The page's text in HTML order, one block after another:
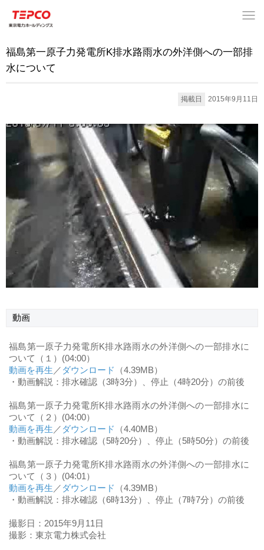
福島第一原子力発電所K排水路雨水の外洋側への一部排
水について
掲載日 2015年9月11日
動画
福島第一原子力発電所K排水路雨水の外洋側への一部排水に
ついて（１）(04:00）
動画を再生 ／ ダウンロード
（4.39MB）
・動画解説：排水確認（3時3分）、停止（4時20分）の前後
福島第一原子力発電所K排水路雨水の外洋側への一部排水に
ついて（２）(04:00）
動画を再生 ／ ダウンロード
（4.40MB）
・動画解説：排水確認（5時20分）、停止（5時50分）の前後
福島第一原子力発電所K排水路雨水の外洋側への一部排水に
ついて（３）(04:01）
動画を再生 ／ ダウンロード
（4.39MB）
・動画解説：排水確認（6時13分）、停止（7時7分）の前後
撮影日：2015年9月11日
撮影：東京電力株式会社